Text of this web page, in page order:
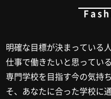
明確な目標が決まっている
仕事で働きたいと思ってい
専門学校を目指す今の気持
そ、あなたに合った学校に